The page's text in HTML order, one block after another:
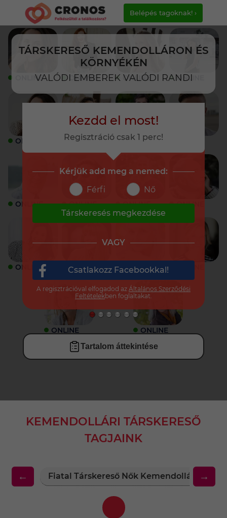
TÁRSKERESŐ KEMENDOLLÁRON ÉS
KÖRNYÉKÉN
VALÓDI EMBEREK VALÓDI RANDI
Belépés tagoknak! ›
ONLINE ONLINE ONLINE ONLINE
ONLINE ONLINE ONLINE
ONLINE ONLINE ONLINE ONLINE
ONLINE ONLINE ONLINE
ONLINE ONLINE
Tartalom áttekintése
KEMENDOLLÁRI TÁRSKERESŐ
TAGJAINK
← Fiatal Társkereső Nők Kemendollár →
Kezdd el most!
Regisztráció csak 1 perc!
Kérjük add meg a nemed:
Férfi
Nő
Társkeresés megkezdése
VAGY
Csatlakozz Facebookkal!
A regisztrációval elfogadod az Általános Szerződési
Feltételekben foglaltakat.